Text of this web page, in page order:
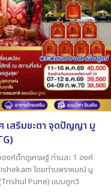
เสริมชะตา จุดปัญญา มู
งค์ดั๊กดูเศรษฐ์ ท่านละ 1 องค์
โดยท่านพราหมณ์ มู
Pune) แบบถูกวิ